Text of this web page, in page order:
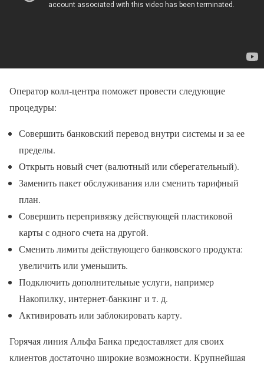
Оператор колл-центра поможет провести следующие
процедуры:
Совершить банковский перевод внутри системы и за ее
пределы.
Открыть новый счет (валютный или сберегательный).
Заменить пакет обслуживания или сменить тарифный
план.
Совершить перепривязку действующей пластиковой
карты с одного счета на другой.
Сменить лимиты действующего банковского продукта:
увеличить или уменьшить.
Подключить дополнительные услуги, например
Накопилку, интернет-банкинг и т. д.
Активировать или заблокировать карту.
Горячая линия Альфа Банка предоставляет для своих
клиентов достаточно широкие возможности. Крупнейшая